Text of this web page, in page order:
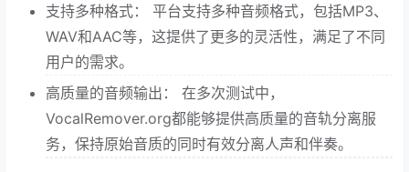
支持多种格式： 平台支持多种音频格式，包括MP3、
WAV和AAC等，这提供了更多的灵活性，满足了不同
用户的需求。
高质量的音频输出： 在多次测试中，
VocalRemover.org都能够提供高质量的音轨分离服
务，保持原始音质的同时有效分离人声和伴奏。